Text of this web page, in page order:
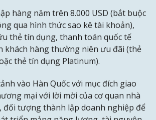
hàng năm trên 8.000 USD (bắt buộc
qua hình thức sao kê tài khoản),
thẻ tín dụng, thanh toán quốc tế
khách hàng thường niên ưu đãi (thẻ
thẻ tín dụng Platinum).
vào Hàn Quốc với mục đích giao
mại với lời mời của cơ quan nhà
đối tượng thành lập doanh nghiệp để